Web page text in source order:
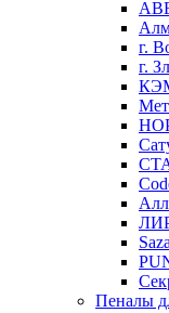
г.
г.
Пеналы